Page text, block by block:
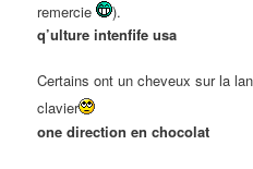
remercie
).
q’ulture intenfife usa
Certains ont un cheveux sur la
clavier
one direction en chocolat